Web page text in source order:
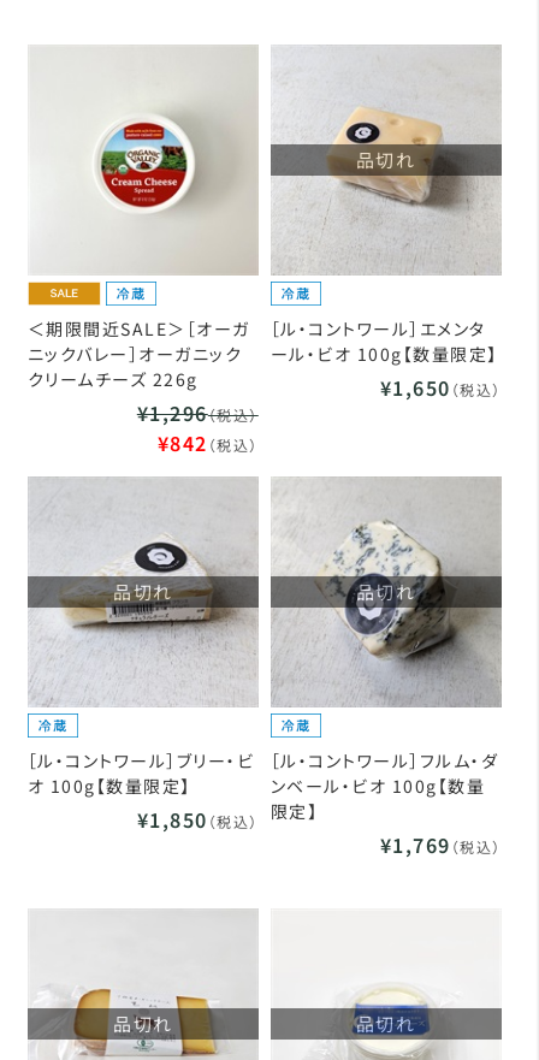
＜期限間近SALE＞［オーガ
ニックバレー］オーガニック
クリームチーズ 226g
¥1,296（税込）
¥842 （税込）
品切れ
［ル・コントワール］エメンタ
ール・ビオ 100g【数量限定】
¥1,650 （税込）
品切れ
［ル・コントワール］ブリー・ビ
オ 100g【数量限定】
¥1,850 （税込）
品切れ
［ル・コントワール］フルム・ダ
ンベール・ビオ 100g【数量
限定】
¥1,769 （税込）
品切れ 品切れ